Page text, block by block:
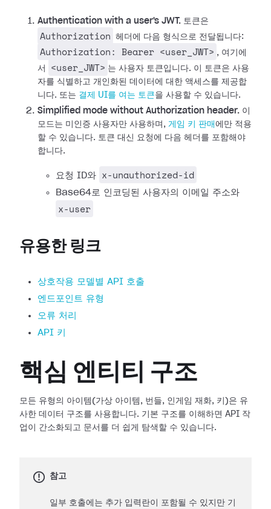
Authentication with a user's JWT. 토큰은
Authorization 헤더에 다음 형식으로 전달됩니다:
Authorization: Bearer <user_JWT> , 여기에
서
<user_JWT> 는 사용자 토큰입니다. 이 토큰은 사용
자를 식별하고 개인화된 데이터에 대한 액세스를 제공합
니다. 또는 결제 UI를 여는 토큰을 사용할 수 있습니다.
Simplified mode without Authorization header. 이
모드는 미인증 사용자만 사용하며, 게임 키 판매 에만 적용
할 수 있습니다. 토큰 대신 요청에 다음 헤더를 포함해야
합니다.
요청 ID와 x-unauthorized-id
Base64로 인코딩된 사용자의 이메일 주소와
x-user
유용한 링크
상호작용 모델별 API 호출
엔드포인트 유형
오류 처리
API 키
핵심 엔티티 구조
모든 유형의 아이템(가상 아이템, 번들, 인게임 재화, 키)은 유
사한 데이터 구조를 사용합니다. 기본 구조를 이해하면 API 작
업이 간소화되고 문서를 더 쉽게 탐색할 수 있습니다.
참고
일부 호출에는 추가 입력란이 포함될 수 있지만 기